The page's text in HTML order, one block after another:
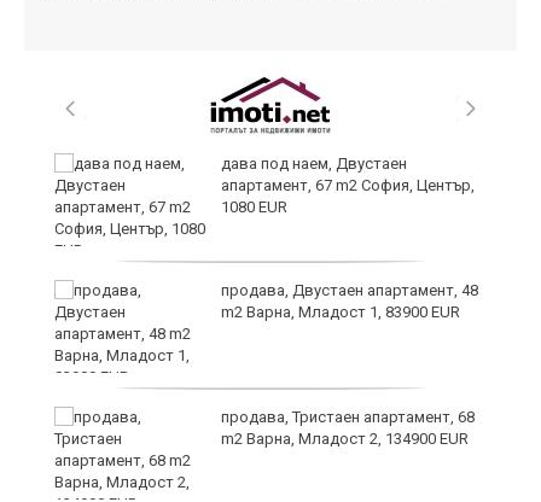
дава под наем, Двустаен
апартамент, 67 m2 София, Център,
1080 EUR
продава, Двустаен апартамент, 48
m2 Варна, Младост 1, 83900 EUR
продава, Тристаен апартамент, 68
m2 Варна, Младост 2, 134900 EUR